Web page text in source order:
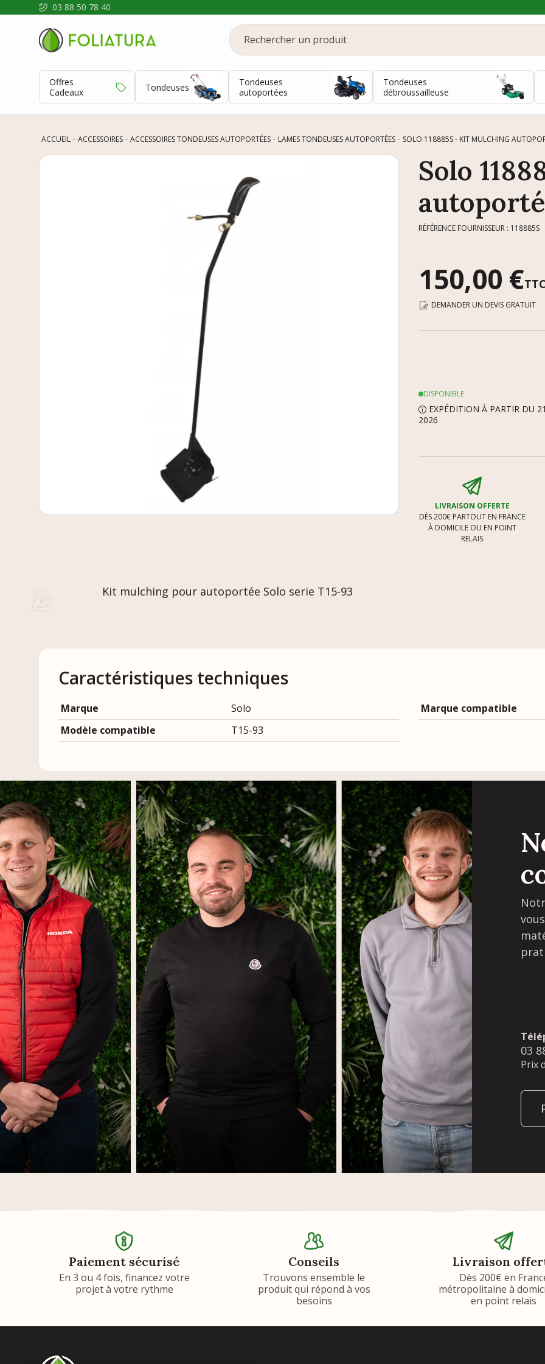
03 88 50 78 40
Offres
Cadeaux
Tondeuses
Tondeuses
autoportées
Tondeuses
débroussailleuse
ACCUEIL ACCESSOIRES ACCESSOIRES TONDEUSES AUTOPORTÉES LAMES TONDEUSES AUTOPORTÉES SOLO 118885S - KIT MULCHING
Solo
RÉFÉRENCE FOURNISSEUR : 118885S
150,00 €
DEMANDER UN DEVIS GRATUIT
DISPONIBLE
EXPÉDITION À PARTIR DU
2026
LIVRAISON OFFERTE
DÈS 200€ PARTOUT EN FRANCE
À DOMICILE OU EN POINT
RELAIS
Kit mulching pour autoportée Solo serie T15-93
Caractéristiques techniques
Marque Solo
Marque compatible
Modèle compatible
T15-93
03
Prix
Paiement sécurisé
En 3 ou 4 fois, financez votre
projet à votre rythme
Conseils
Trouvons ensemble le
produit qui répond à vos
besoins
Livraison
Dès 200€ en
métropolitaine à
en point relais